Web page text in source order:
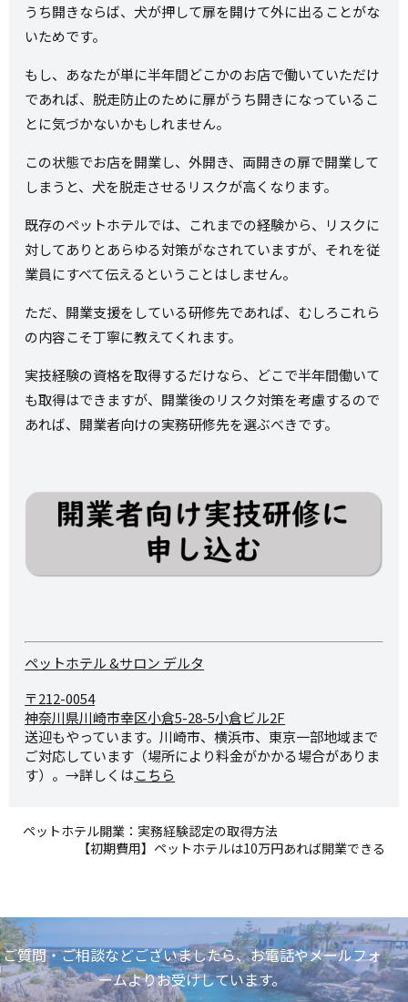
うち開きならば、犬が押して扉を開けて外に出ることがな
いためです。
もし、あなたが単に半年間どこかのお店で働いていただけ
であれば、脱走防止のために扉がうち開きになっているこ
とに気づかないかもしれません。
この状態でお店を開業し、外開き、両開きの扉で開業して
しまうと、犬を脱走させるリスクが高くなります。
既存のペットホテルでは、これまでの経験から、リスクに
対してありとあらゆる対策がなされていますが、それを従
業員にすべて伝えるということはしません。
ただ、開業支援をしている研修先であれば、むしろこれら
の内容こそ丁寧に教えてくれます。
実技経験の資格を取得するだけなら、どこで半年間働いて
も取得はできますが、開業後のリスク対策を考慮するので
あれば、開業者向けの実務研修先を選ぶべきです。
ペットホテル &サロン デルタ
〒212-0054
神奈川県川崎市幸区小倉5-28-5小倉ビル2F
送迎もやっています。川崎市、横浜市、東京一部地域まで
ご対応しています（場所により料金がかかる場合がありま
す）。→詳しくはこちら
ペットホテル開業：実務経験認定の取得方法
【初期費用】ペットホテルは10万円あれば開業できる
ご質問・ご相談などございましたら、お電話やメールフォ
ームよりお受けしています。